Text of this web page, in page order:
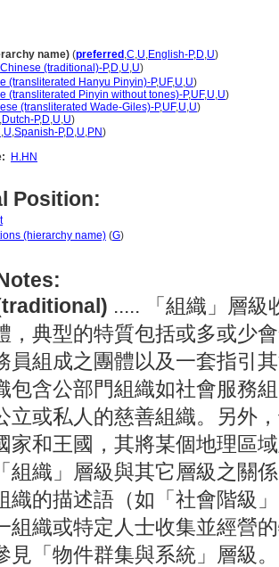
name) (preferred ,C,U,English-P,D,U)
Chinese (traditional)-P,D,U,U)
(transliterated Hanyu Pinyin)-P,UF,U,U)
(transliterated Pinyin without tones)-P,UF,U,U)
(transliterated Wade-Giles)-P,UF,U,U)
,Dutch-P,D,U,U)
,U,Spanish-P,D,U,PN)
H.HN
Position:
(hierarchy name) (G)
..... 「組織」層級
，典型的特質包括或多或少
員組成之團體以及一套指引
包含公部門組織如社會服務
立或私人的慈善組織。另外
家和王國，其將某個地理區
組織」層級與其它層級之關
織的描述語（如「社會階級
組織或特定人士收集並經營
見「物件群集與系統」層級